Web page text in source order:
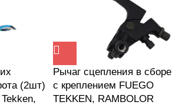
(2шт)
Рычаг сцепления в сборе
с креплением FUEGO
TEKKEN, RAMBOLOR